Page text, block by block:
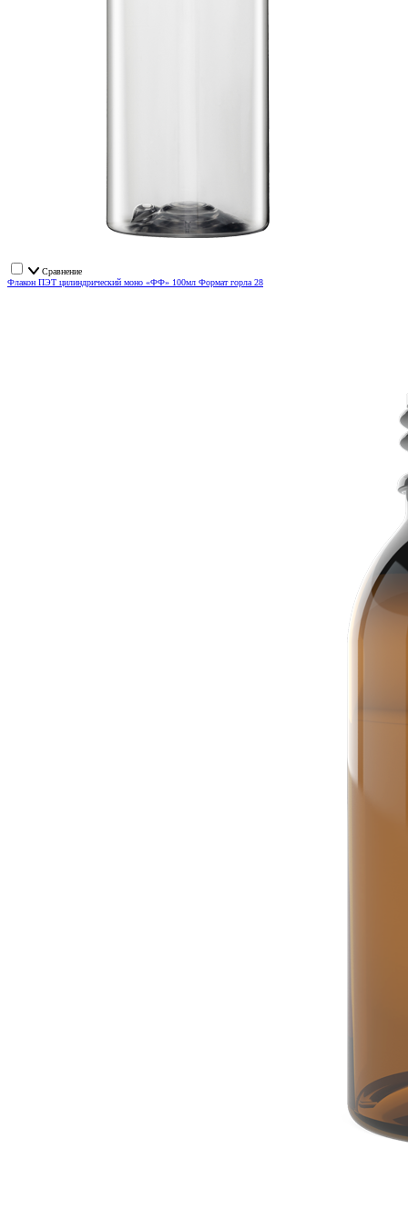
Сравнение
Флакон ПЭТ цилиндрический моно «ФФ» 100мл Формат горла 28